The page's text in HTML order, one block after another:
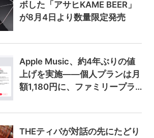
ボした「アサヒKAME BEER」
が8月4日より数量限定発売
Apple Music、約4年ぶりの値
上げを実施——個人プランは月
額1,180円に、ファミリープラ
THEティバが対話の先にたどり